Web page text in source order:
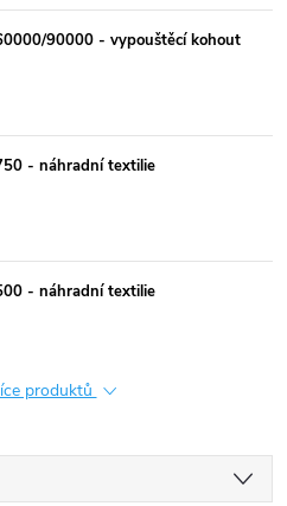
90000 - vypouštěcí kohout
- náhradní textilie
- náhradní textilie
produktů